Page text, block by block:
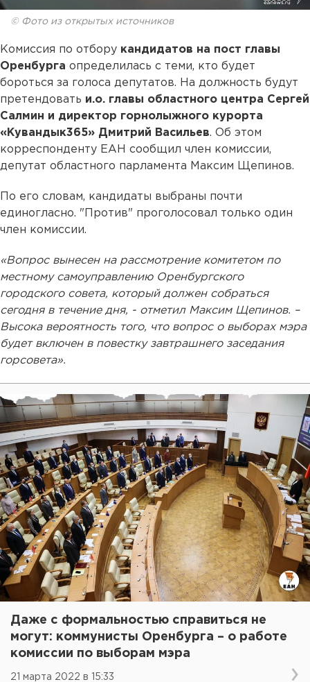
© Фото из открытых источников
Комиссия по отбору кандидатов на пост главы
Оренбурга определилась с теми, кто будет
бороться за голоса депутатов. На должность будут
претендовать и.о. главы областного центра Сергей
Салмин и директор горнолыжного курорта
«Кувандык365» Дмитрий Васильев. Об этом
корреспонденту ЕАН сообщил член комиссии,
депутат областного парламента Максим Щепинов.
По его словам, кандидаты выбраны почти
единогласно. "Против" проголосовал только один
член комиссии.
«Вопрос вынесен на рассмотрение комитетом по
местному самоуправлению Оренбургского
городского совета, который должен собраться
сегодня в течение дня, - отметил Максим Щепинов. –
Высока вероятность того, что вопрос о выборах мэра
будет включен в повестку завтрашнего заседания
горсовета».
Даже с формальностью справиться не
могут: коммунисты Оренбурга – о работе
комиссии по выборам мэра
21 марта 2022 в 15:33